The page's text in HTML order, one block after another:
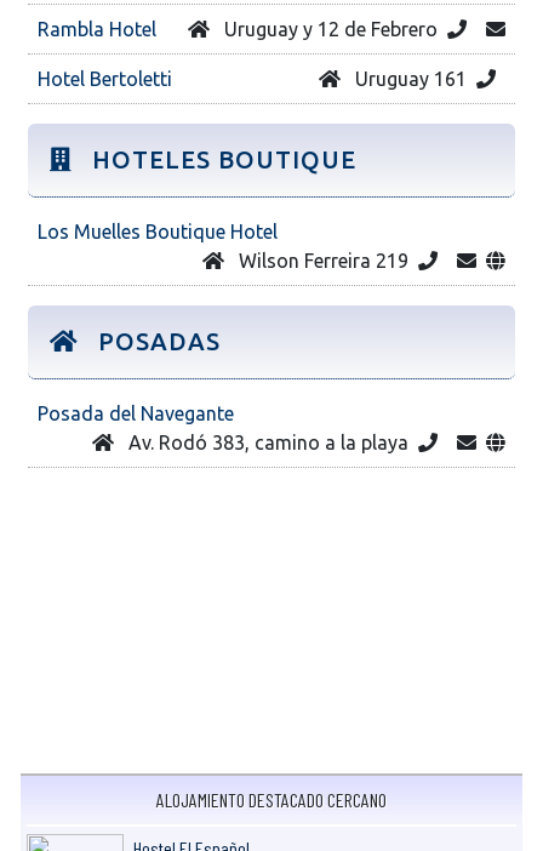
Rambla Hotel Uruguay y 12 de Febrero
Hotel Bertoletti Uruguay 161
HOTELES BOUTIQUE
Los Muelles Boutique Hotel
Wilson Ferreira 219
POSADAS
Posada del Navegante
Av. Rodó 383, camino a la playa
ALOJAMIENTO DESTACADO CERCANO